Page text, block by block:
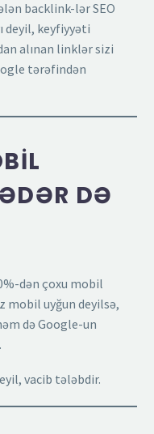
backlink-lər SEO
deyil, keyfiyyəti
alınan linklər sizi
tərəfindən
DƏ
dən çoxu mobil
mobil uyğun deyilsə,
də Google-un
vacib tələbdir.